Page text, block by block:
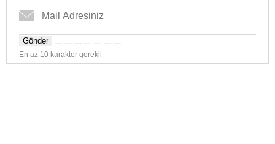
Gönder
En az 10 karakter gerekli